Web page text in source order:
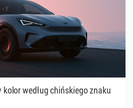
według chińskiego znaku